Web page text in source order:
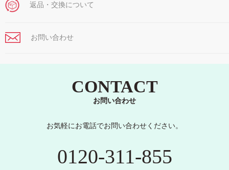
返品・交換について
お問い合わせ
CONTACT
お問い合わせ
お気軽にお電話でお問い合わせください。
0120-311-855